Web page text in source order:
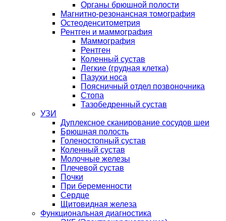
Органы брюшной полости
Магнитно-резонансная томография
Остеоденситометрия
Рентген и маммография
Маммография
Рентген
Коленный сустав
Легкие (грудная клетка)
Пазухи носа
Поясничный отдел позвоночника
Стопа
Тазобедренный сустав
УЗИ
Дуплексное сканирование сосудов шеи
Брюшная полость
Голеностопный сустав
Коленный сустав
Молочные железы
Плечевой сустав
Почки
При беременности
Сердце
Щитовидная железа
Функциональная диагностика